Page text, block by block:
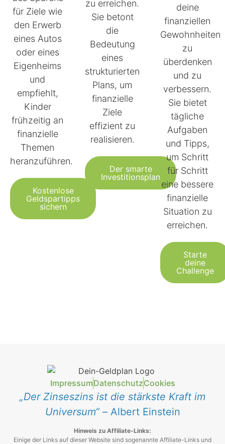
für Ziele wie
den Erwerb
eines Autos
oder eines
Eigenheims
und
empfiehlt,
Kinder
frühzeitig an
finanzielle
Themen
heranzuführen.
Kostenlose
Geldspartipps
sichern
zu erreichen.
Sie betont
die
Bedeutung
eines
strukturierten
Plans, um
finanzielle
Ziele
effizient zu
realisieren.
Der smarte
Investitionsplan
deine
finanziellen
Gewohnheiten
zu
überdenken
und zu
verbessern.
Sie bietet
tägliche
Aufgaben
und Tipps,
um Schritt
für Schritt
eine bessere
finanzielle
Situation zu
erreichen.
Starte
deine
Challenge
ImpressumDatenschutzCookies
„Der Zinseszins ist die stärkste Kraft im
Universum“ – Albert Einstein
Hinweis zu Affiliate-Links:
Einige der Links auf dieser Website sind sogenannte Affiliate-Links und